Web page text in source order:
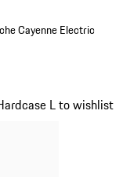
Cayenne Electric
L to wishlist